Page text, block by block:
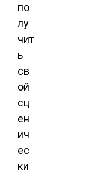
по
лу
чит
ь
св
ой
сц
ен
ич
ес
ки